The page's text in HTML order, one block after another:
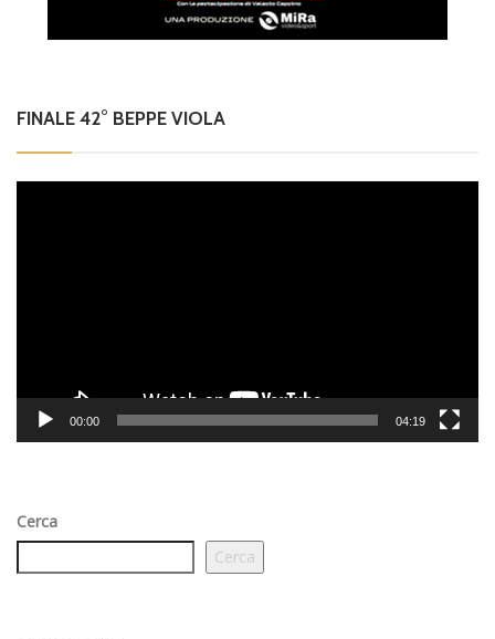
FINALE 42° BEPPE VIOLA
00:00 04:19
Cerca
Cerca